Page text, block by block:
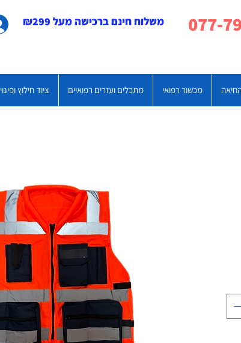
משלוח חינם ברכישה מעל ₪299
מכשור רפואי מתכלים ועזרים רפואיים ציוד חילוץ ופינוי